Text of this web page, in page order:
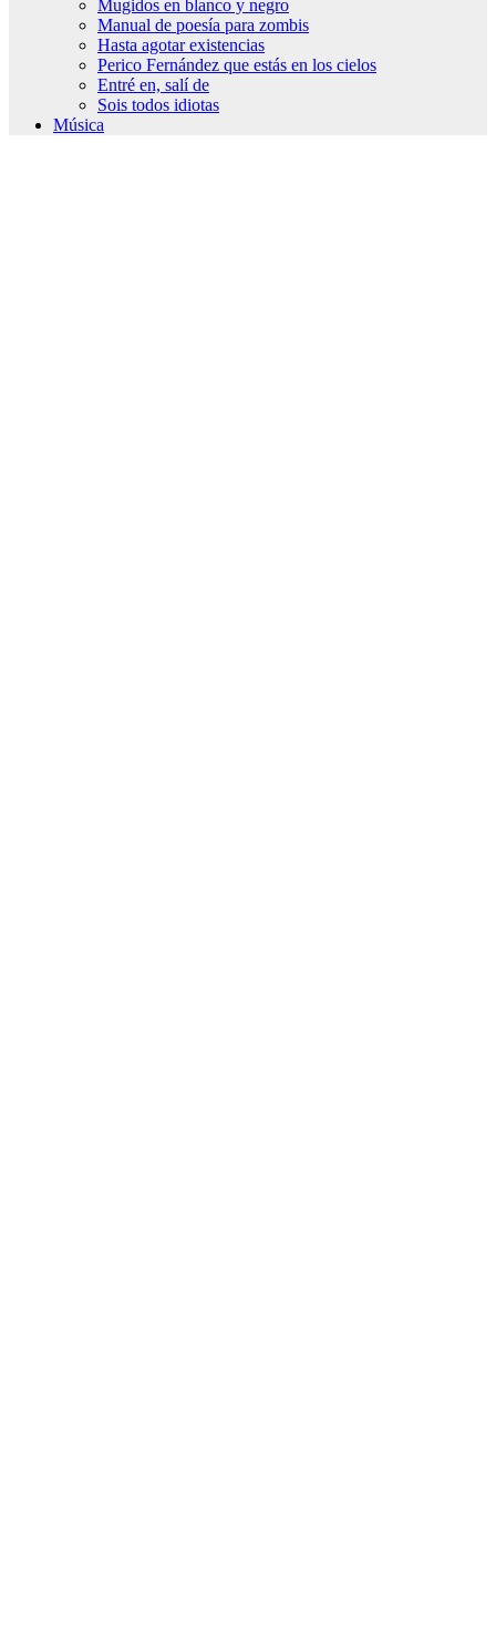
Mugidos en blanco y negro
Manual de poesía para zombis
Hasta agotar existencias
Perico Fernández que estás en los cielos
Entré en, salí de
Sois todos idiotas
Música